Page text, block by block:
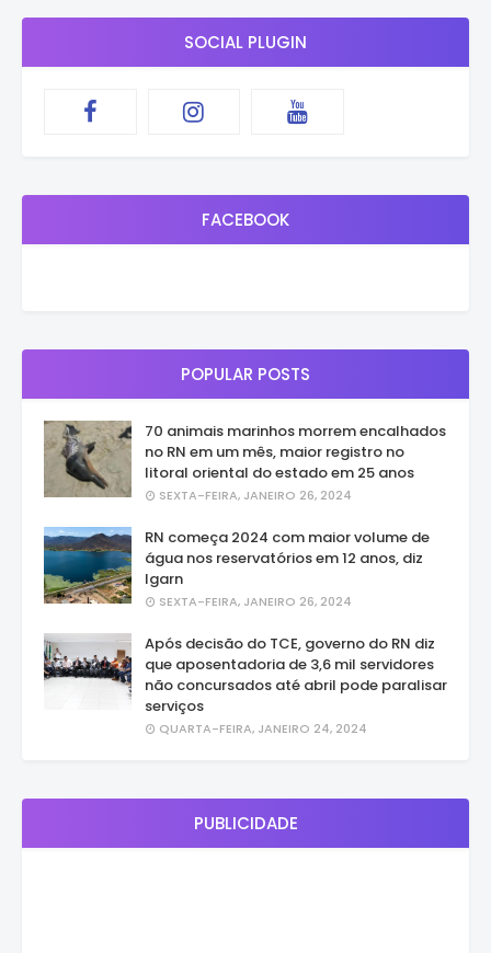
SOCIAL PLUGIN
FACEBOOK
POPULAR POSTS
70 animais marinhos morrem encalhados
no RN em um mês, maior registro no
litoral oriental do estado em 25 anos
SEXTA-FEIRA, JANEIRO 26, 2024
RN começa 2024 com maior volume de
água nos reservatórios em 12 anos, diz
Igarn
SEXTA-FEIRA, JANEIRO 26, 2024
Após decisão do TCE, governo do RN diz
que aposentadoria de 3,6 mil servidores
não concursados até abril pode paralisar
serviços
QUARTA-FEIRA, JANEIRO 24, 2024
PUBLICIDADE